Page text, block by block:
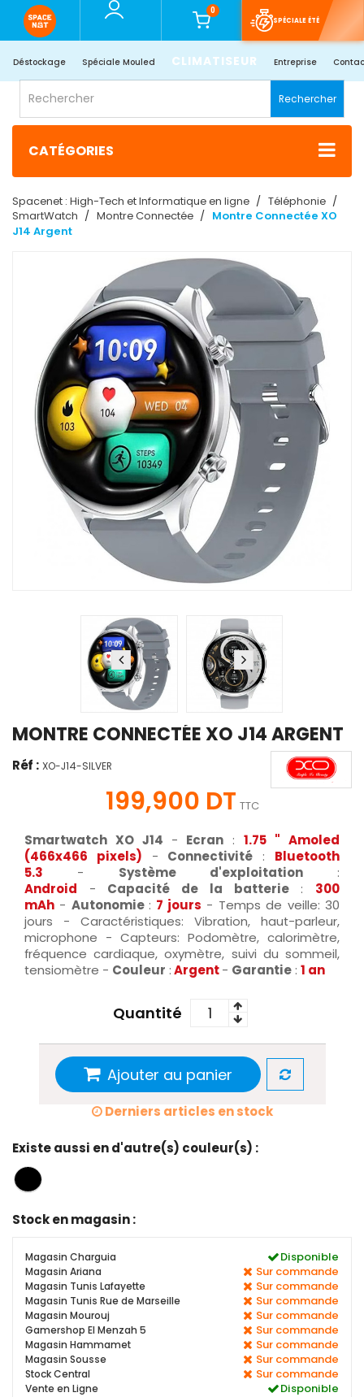
0
SPÉCIALE ÉTÉ
Déstockage Spéciale Mouled CLIMATISEUR Entreprise
Rechercher
CATÉGORIES
Spacenet : High-Tech et Informatique en ligne
Téléphonie
SmartWatch
Montre Connectée
Montre Connectée XO
J14 Argent
MONTRE CONNECTÉE XO J14 ARGENT
Réf : XO-J14-SILVER
199,900 DT TTC
Smartwatch XO J14 - Ecran : 1.75 " Amoled
(466x466 pixels) - Connectivité : Bluetooth
5.3 - Système d'exploitation:
Android - Capacité de la batterie: 300
mAh - Autonomie : 7 jours - Temps de veille: 30
jours - Caractéristiques: Vibration, haut-parleur,
microphone - Capteurs: Podomètre, calorimètre,
fréquence cardiaque, oxymètre, suivi du sommeil,
tensiomètre - Couleur :Argent- Garantie : 1 an
Quantité
Ajouter au panier
Derniers articles en stock
Existe aussi en d'autre(s) couleur(s) :
Stock en magasin :
Magasin Charguia Disponible
Magasin Ariana Sur commande
Magasin Tunis Lafayette Sur commande
Magasin Tunis Rue de Marseille Sur commande
Magasin Mourouj Sur commande
Gamershop El Menzah 5 Sur commande
Magasin Hammamet Sur commande
Magasin Sousse Sur commande
Stock Central Sur commande
Vente en Ligne Disponible